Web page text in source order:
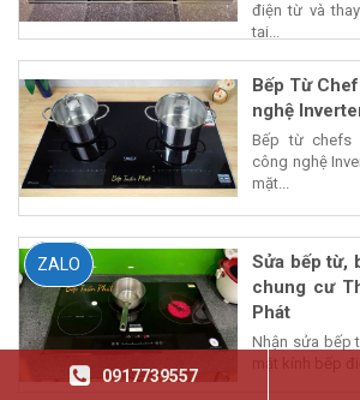
điện từ và
tại...
Bếp Từ
nghệ
Bếp từ chefs
công nghệ
mặt...
Sửa bếp từ,
chung cư
Phát
Nhận sửa bếp
mặt kính bếp
0917739557
ZALO